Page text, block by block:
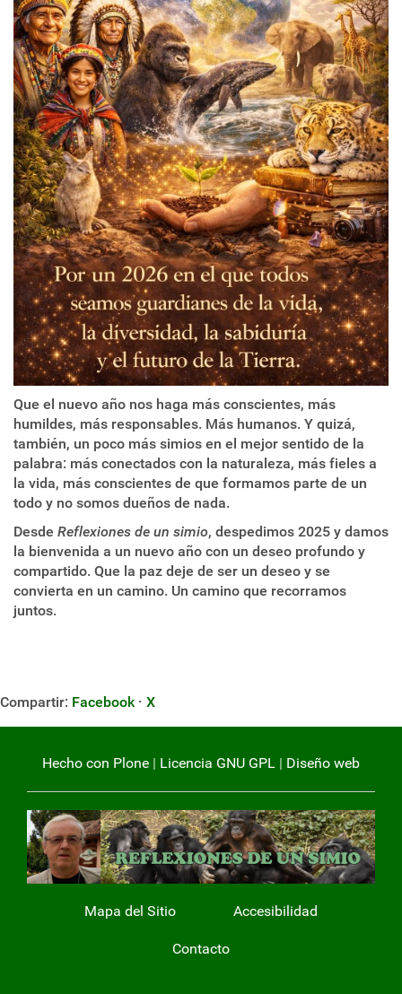
Que el nuevo año nos haga más conscientes, más
humildes, más responsables. Más humanos. Y quizá,
también, un poco más simios en el mejor sentido de la
palabra: más conectados con la naturaleza, más fieles a
la vida, más conscientes de que formamos parte de un
todo y no somos dueños de nada.
Desde Reflexiones de un simio, despedimos 2025 y damos
la bienvenida a un nuevo año con un deseo profundo y
compartido. Que la paz deje de ser un deseo y se
convierta en un camino. Un camino que recorramos
juntos.
Compartir: Facebook · X
Hecho con Plone | Licencia GNU GPL | Diseño web
Mapa del Sitio Accesibilidad
Contacto